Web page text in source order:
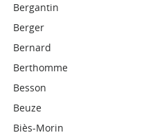
Bergantin
Berger
Bernard
Berthomme
Besson
Beuze
Biès-Morin